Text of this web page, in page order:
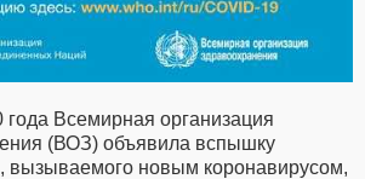
года Всемирная организация
(ВОЗ) объявила вспышку
вызываемого новым коронавирусом,